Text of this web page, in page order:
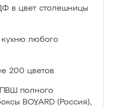
в цвет столешницы
кухню любого
200 цветов
ПВШ полного
BOYARD (Россия),